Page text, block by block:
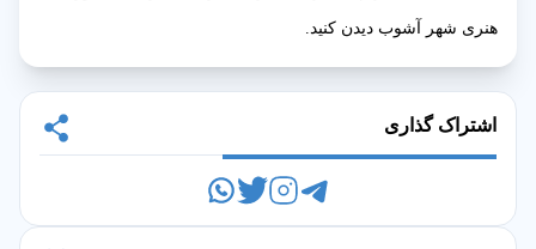
هنری شهر آشوب دیدن کنید.
اشتراک گذاری